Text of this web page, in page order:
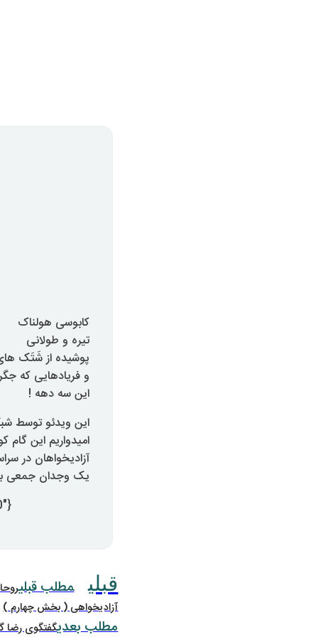
کابوسی هولناک
تیره و طولانی
پوشیده از شَتَک
و فریادهایی که
این سه دهه !
این ویدئو توسط
امیدواریم این
آزادیخواهان در
یک وجدان جمعی
{youtube width=”640″ height=”380″}fFeQyVS6Skg{/youtube}
قبلی مطلب قبلی
آزادیخواهی ( بخش چهارم )
مطلب بعدیگفتگوی رضا